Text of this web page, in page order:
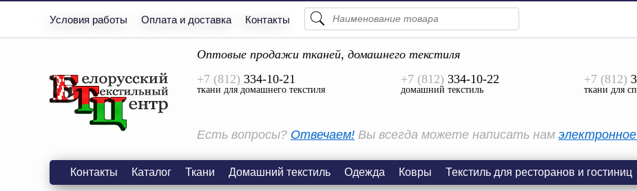
Условия работы Оплата и доставка Контакты
Просмотреть Все
Оптовые продажи тканей, домашнего текстиля
+7 (812) 334-10-21
ткани для домашнего текстиля
+7 (812) 334-10-22
домашний текстиль
+7 (812)
ткани для
Есть вопросы? Отвечаем! Вы всегда можете написать нам
Контакты Каталог Ткани Домашний текстиль Одежда Ковры Текстиль для ресторанов и гостиниц